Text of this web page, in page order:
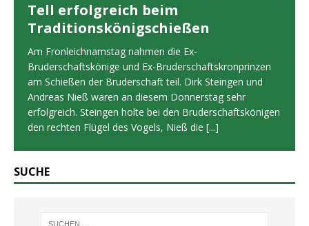
Tell erfolgreich beim
Traditionskönigschießen
Am Fronleichnamstag nahmen die Ex-
Bruderschaftskönige und Ex-Bruderschaftskronprinzen
am Schießen der Bruderschaft teil. Dirk Steingen und
Andreas Nieß waren an diesem Donnerstag sehr
erfolgreich. Steingen holte bei den Bruderschaftskönigen
den rechten Flügel des Vogels, Nieß die [...]
SUCHE